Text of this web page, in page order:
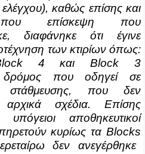
καθώς επίσης και
επίσκεψη που
διαφάνηκε ότι έγινε
των κτιρίων όπως:
4 καιBlock 3
δρόμος που οδηγεί σε
στάθμευσης, που δεν
σχέδια. Επίσης
υπόγειοι αποθηκευτικοί
κυρίως τα Blocks
δεν ανεγέρθηκε